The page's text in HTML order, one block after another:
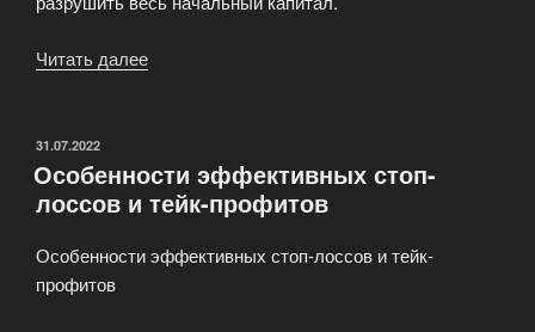
Читать далее
заблуждения»
ОПУБЛИКОВАНО
31.07.2022
Особенности эффективных стоп-
лоссов и тейк-профитов
Особенности эффективных стоп-лоссов и тейк-
профитов